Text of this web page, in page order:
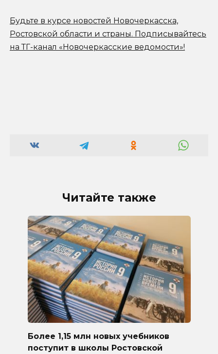
Будьте в курсе новостей Новочеркасска,
Ростовской области и страны. Подписывайтесь
на ТГ-канал «Новочеркасские ведомости»!
Читайте также
Более 1,15 млн новых учебников
поступит в школы Ростовской